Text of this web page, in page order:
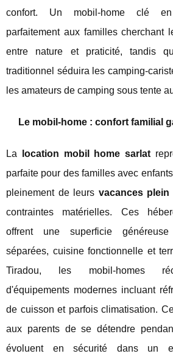
confort. Un mobil-home clé
parfaitement aux familles cherchant
entre nature et praticité, tandis
traditionnel séduira les camping-
les amateurs de camping sous tente
Le mobil-home : confort familial
La location mobil home sarlat
parfaite pour des familles avec
pleinement de leurs vacances plein
contraintes matérielles. Ces
offrent une superficie
séparées, cuisine fonctionnelle et
Tiradou, les mobil-homes
d'équipements modernes incluant
de cuisson et parfois climatisation.
aux parents de se détendre
évoluent en sécurité dans un